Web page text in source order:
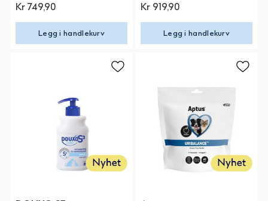
Kr 749,90
Legg i handlekurv
Kr 919,90
Legg i handlekurv